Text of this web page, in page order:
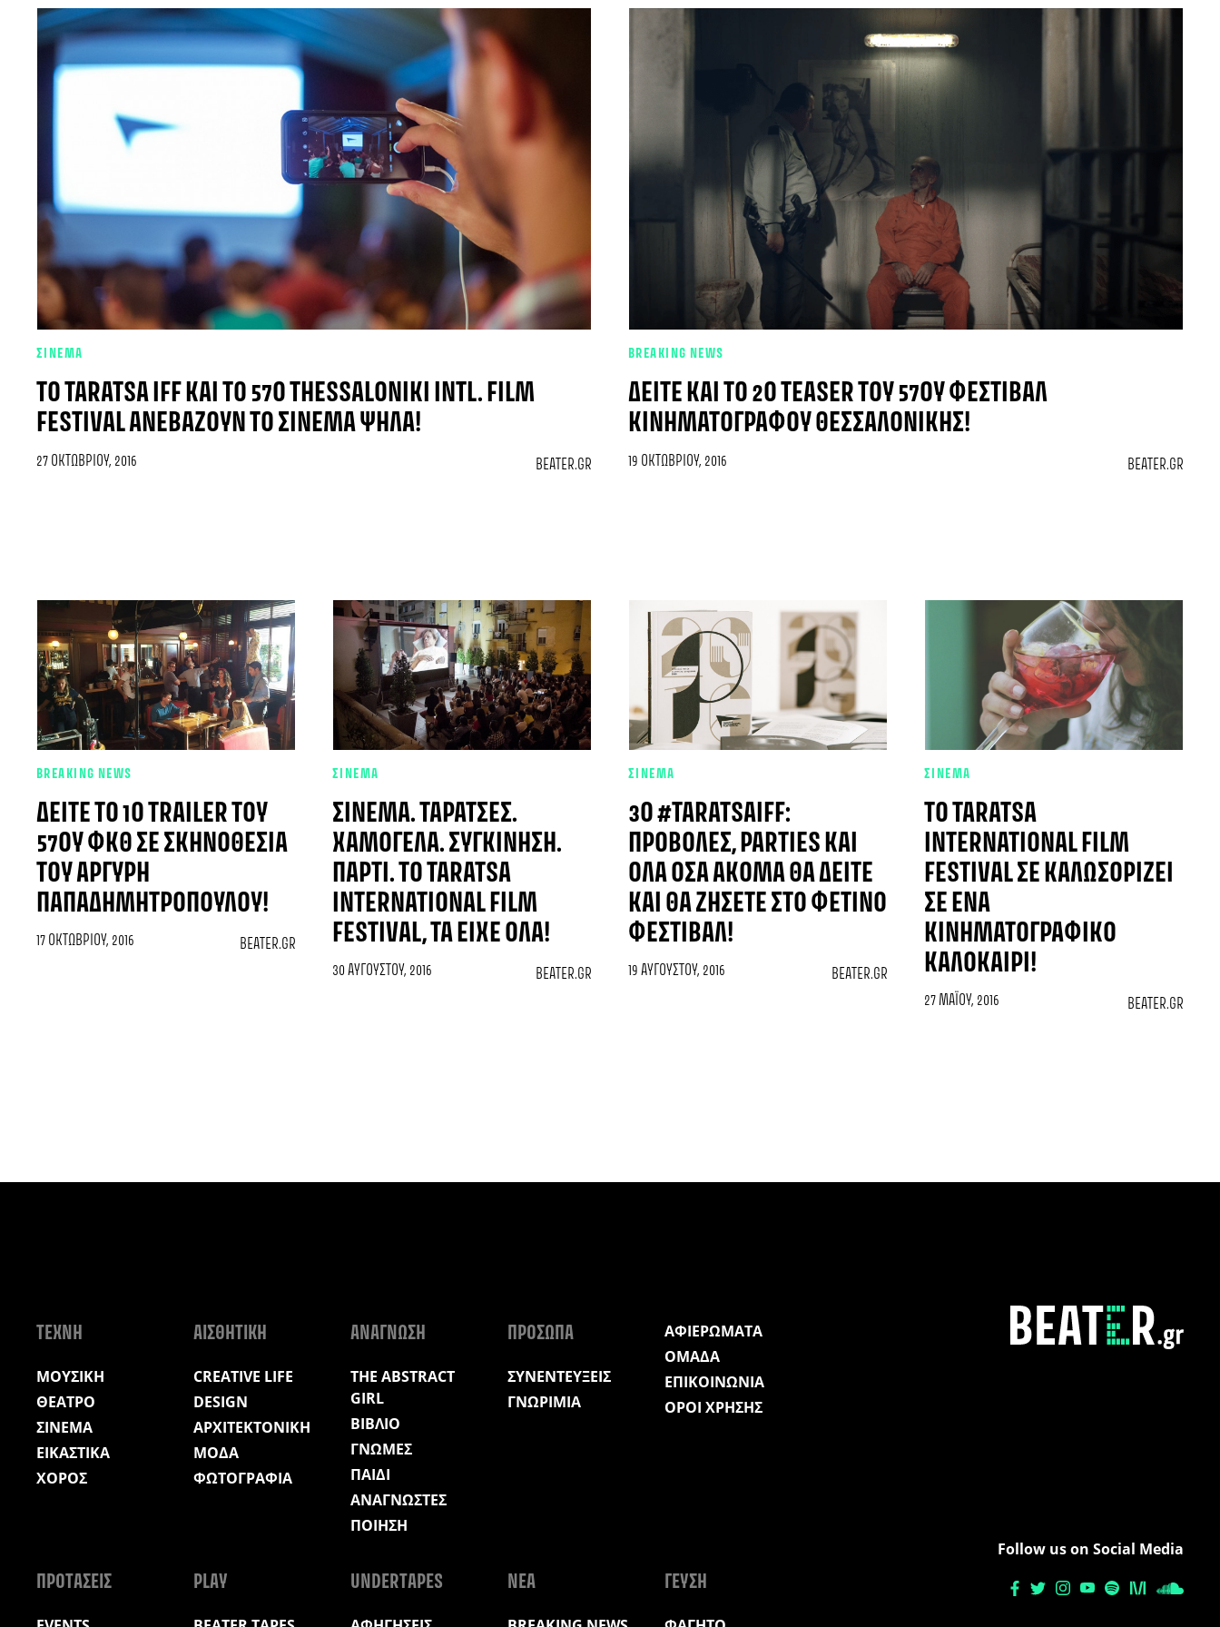
ΣΙΝΕΜΑ
ΤΟ TARATSA IFF ΚΑΙ ΤΟ 57Ο THESSALONIKI INTL. FILM
FESTIVAL ΑΝΕΒΆΖΟΥΝ ΤΟ ΣΙΝΕΜΆ ΨΗΛΆ!
27 ΟΚΤΩΒΡΊΟΥ, 2016 BEATER.GR
BREAKING NEWS
ΔΕΊΤΕ ΚΑΙ ΤΟ 2Ο TEASER ΤΟΥ 57ΟΥ ΦΕΣΤΙΒΆΛ
ΚΙΝΗΜΑΤΟΓΡΆΦΟΥ ΘΕΣΣΑΛΟΝΊΚΗΣ!
19 ΟΚΤΩΒΡΊΟΥ, 2016 BEATER.GR
BREAKING NEWS
ΔΕΊΤΕ ΤΟ 1O TRAILER ΤΟΥ
57ΟΥ ΦΚΘ ΣΕ ΣΚΗΝΟΘΕΣΊΑ
ΤΟΥ ΑΡΓΎΡΗ
ΠΑΠΑΔΗΜΗΤΡΌΠΟΥΛΟΥ!
17 ΟΚΤΩΒΡΊΟΥ, 2016 BEATER.GR
ΣΙΝΕΜΑ
ΣΙΝΕΜΆ. ΤΑΡΆΤΣΕΣ.
ΧΑΜΌΓΕΛΑ. ΣΥΓΚΊΝΗΣΗ.
ΠΆΡΤΙ. ΤΟ TARATSA
INTERNATIONAL FILM
FESTIVAL, ΤΑ ΕΊΧΕ ΌΛΑ!
30 ΑΥΓΟΎΣΤΟΥ, 2016 BEATER.GR
ΣΙΝΕΜΑ
3O #TARATSAIFF:
ΠΡΟΒΟΛΈΣ, PARTIES ΚΑΙ
ΌΛΑ ΌΣΑ ΑΚΌΜΑ ΘΑ ΔΕΊΤΕ
ΚΑΙ ΘΑ ΖΉΣΕΤΕ ΣΤΟ ΦΕΤΙΝΌ
ΦΕΣΤΙΒΆΛ!
19 ΑΥΓΟΎΣΤΟΥ, 2016 BEATER.GR
ΣΙΝΕΜΑ
ΤΟ TARATSA
INTERNATIONAL FILM
FESTIVAL ΣΕ ΚΑΛΩΣΟΡΊΖΕΙ
ΣΕ ΈΝΑ
ΚΙΝΗΜΑΤΟΓΡΑΦΙΚΌ
ΚΑΛΟΚΑΊΡΙ!
27 ΜΑΪ́ΟΥ, 2016 BEATER.GR
ΤΕΧΝΗ
ΜΟΥΣΙΚΗ
ΘΕΑΤΡΟ
ΣΙΝΕΜΑ
ΕΙΚΑΣΤΙΚΑ
ΧΟΡΟΣ
ΑΙΣΘΗΤΙΚΗ
CREATIVE LIFE
DESIGN
ΑΡΧΙΤΕΚΤΟΝΙΚΗ
ΜΟΔΑ
ΦΩΤΟΓΡΑΦΙΑ
ΑΝΑΓΝΩΣΗ
THE ABSTRACT
GIRL
ΒΙΒΛΙΟ
ΓΝΩΜΕΣ
ΠΑΙΔΙ
ΑΝΑΓΝΩΣΤΕΣ
ΠΟΙΗΣΗ
ΠΡΟΣΩΠΑ
ΣΥΝΕΝΤΕΥΞΕΙΣ
ΓΝΩΡΙΜΙΑ
ΑΦΙΕΡΩΜΑΤΑ
ΟΜΑΔΑ
ΕΠΙΚΟΙΝΩΝΙΑ
ΟΡΟΙ ΧΡΗΣΗΣ
ΠΡΟΤΑΣΕΙΣ PLAY UNDERTAPES ΝΕΑ ΓΕΥΣΗ
Follow us on Social Media